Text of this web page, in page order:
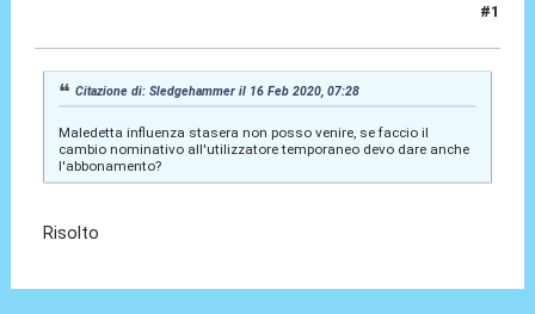
#1
Citazione di: Sledgehammer il 16 Feb 2020, 07:28
Maledetta influenza stasera non posso venire, se faccio il
cambio nominativo all'utilizzatore temporaneo devo dare anche
l'abbonamento?
Risolto